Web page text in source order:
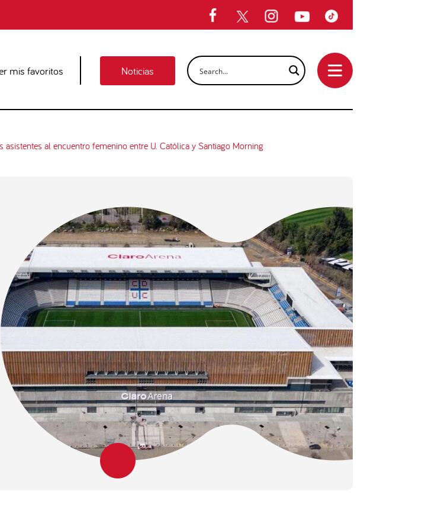
mis favoritos Noticias
al encuentro femenino entre U. Católica y Santiago Morning